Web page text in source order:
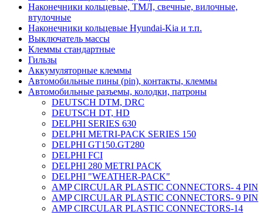
Наконечники кольцевые, ТМЛ, свечные, вилочные,
втулочные
Наконечники кольцевые Hyundai-Kia и т.п.
Выключатель массы
Клеммы стандартные
Гильзы
Аккумуляторные клеммы
Автомобильные пины (pin), контакты, клеммы
Автомобильные разъемы, колодки, патроны
DEUTSCH DTM, DRC
DEUTSCH DT, HD
DELPHI SERIES 630
DELPHI METRI-PACK SERIES 150
DELPHI GT150.GT280
DELPHI FCI
DELPHI 280 METRI PACK
DELPHI "WEATHER-PACK"
AMP CIRCULAR PLASTIC CONNECTORS- 4 PIN
AMP CIRCULAR PLASTIC CONNECTORS- 9 PIN
AMP CIRCULAR PLASTIC CONNECTORS-14